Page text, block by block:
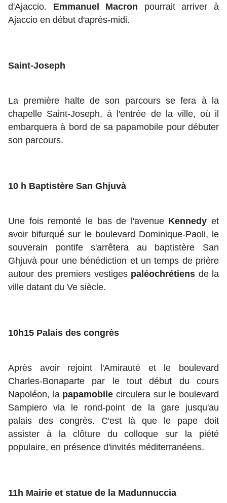
d'Ajaccio. Emmanuel Macron pourrait arriver à
Ajaccio en début d'après-midi.
Saint-Joseph
La première halte de son parcours se fera à la
chapelle Saint-Joseph, à l'entrée de la ville, où il
embarquera à bord de sa papamobile pour débuter
son parcours.
10 h Baptistère San Ghjuvà
Une fois remonté le bas de l'avenue Kennedy et
avoir bifurqué sur le boulevard Dominique-Paoli, le
souverain pontife s'arrêtera au baptistère San
Ghjuvà pour une bénédiction et un temps de prière
autour des premiers vestiges paléochrétiens de la
ville datant du Ve siècle.
10h15 Palais des congrès
Après avoir rejoint l'Amirauté et le boulevard
Charles-Bonaparte par le tout début du cours
Napoléon, la papamobilecirculera sur le boulevard
Sampiero via le rond-point de la gare jusqu'au
palais des congrès. C'est là que le pape doit
assister à la clôture du colloque sur la piété
populaire, en présence d'invités méditerranéens.
11h Mairie et statue de la Madunnuccia